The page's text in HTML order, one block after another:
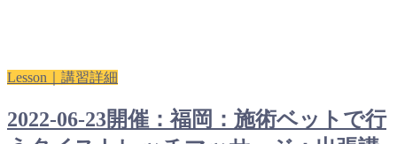
Lesson｜講習詳細
2022-06-23開催：福岡：施術ベットで行